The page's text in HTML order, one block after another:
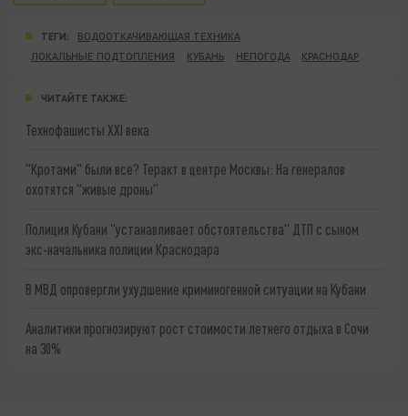
ТЕГИ:
ВОДООТКАЧИВАЮЩАЯ ТЕХНИКА
ЛОКАЛЬНЫЕ ПОДТОПЛЕНИЯ
КУБАНЬ НЕПОГОДА КРАСНОДАР
ЧИТАЙТЕ ТАКЖЕ:
Технофашисты XXI века
"Кротами" были все? Теракт в центре Москвы: На генералов
охотятся "живые дроны"
Полиция Кубани "устанавливает обстоятельства" ДТП с сыном
экс-начальника полиции Краснодара
В МВД опровергли ухудшение криминогенной ситуации на Кубани
Аналитики прогнозируют рост стоимости летнего отдыха в Сочи
на 30%